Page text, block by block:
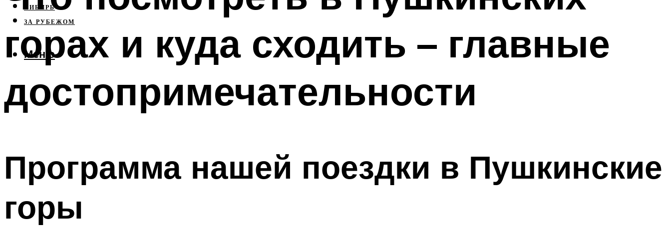
СИБИРЬ
ЗА РУБЕЖОМ
Меню
горах и куда сходить – главные
достопримечательности
Программа нашей поездки в Пушкинские
горы